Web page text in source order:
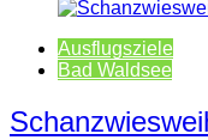
Ausflugsziele
Bad Waldsee